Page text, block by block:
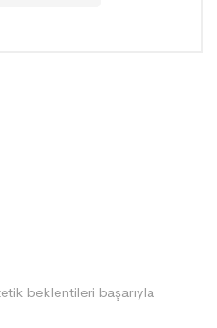
beklentileri başarıyla